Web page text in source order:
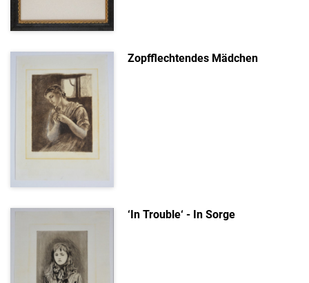
Zopfflechtendes Mädchen
‘In Trouble‘ - In Sorge